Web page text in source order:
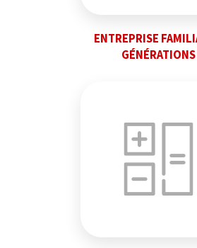
ENTREPRISE
GÉNÉRATIONS